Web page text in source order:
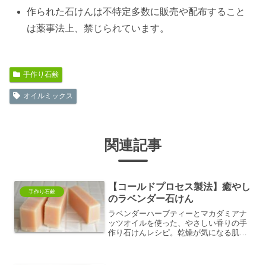
作られた石けんは不特定多数に販売や配布すること
は薬事法上、禁じられています。
手作り石鹸
オイルミックス
関連記事
手作り石鹸
【コールドプロセス製法】癒やし
のラベンダー石けん
ラベンダーハーブティーとマカダミアナ
ッツオイルを使った、やさしい香りの手
作り石けんレシピ。乾燥が気になる肌に